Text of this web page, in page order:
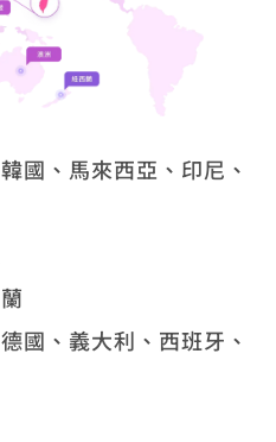
國、馬來西亞、印尼、
國、義大利、西班牙、